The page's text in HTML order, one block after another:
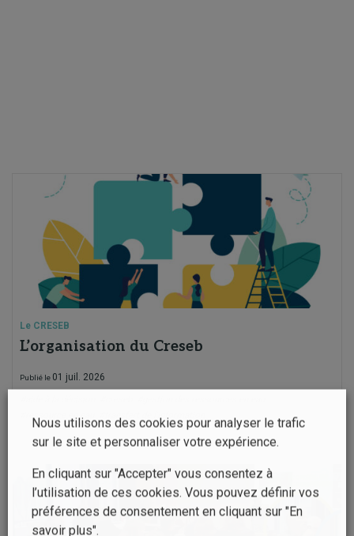
Le CRESEB
L’organisation du Creseb
Publié le 01 juil. 2026
#ressource en eau
#transfert de l'information
Nous utilisons des cookies pour analyser le trafic
sur le site et personnaliser votre expérience.
En cliquant sur "Accepter" vous consentez à
l’utilisation de ces cookies. Vous pouvez définir vos
préférences de consentement en cliquant sur "En
savoir plus".